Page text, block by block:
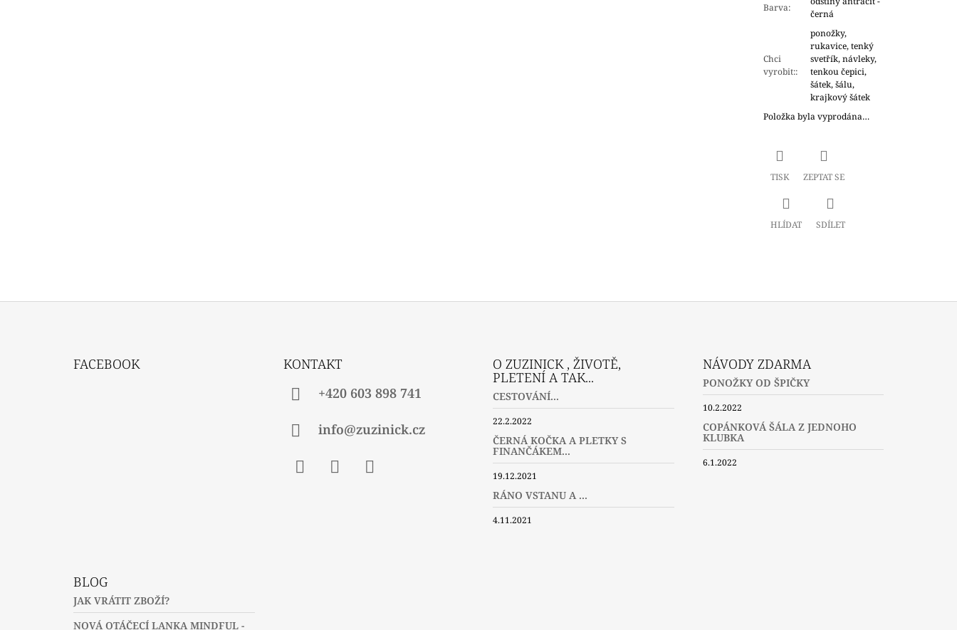
Barva:
černá
Chci
vyrobit::
ponožky,
rukavice, tenký
svetřík, návleky,
tenkou čepici,
šátek, šálu,
krajkový šátek
Položka byla vyprodána…
TISK ZEPTAT SE
HLÍDAT SDÍLET
FACEBOOK
KONTAKT
+420 603 898 741
info@zuzinick.cz
O ZUZINICK , ŽIVOTĚ,
PLETENÍ A TAK...
CESTOVÁNÍ...
22.2.2022
ČERNÁ KOČKA A PLETKY S
FINANČÁKEM...
19.12.2021
RÁNO VSTANU A ...
4.11.2021
NÁVODY ZDARMA
PONOŽKY OD ŠPIČKY
10.2.2022
COPÁNKOVÁ ŠÁLA Z JEDNOHO
KLUBKA
6.1.2022
BLOG
JAK VRÁTIT ZBOŽÍ?
NOVÁ OTÁČECÍ LANKA MINDFUL -